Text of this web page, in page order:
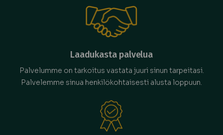
Laadukasta palvelua
Palvelumme on tarkoitus vastata juuri sinun tarpeitasi.
Palvelemme sinua henkilökohtaisesti alusta loppuun.